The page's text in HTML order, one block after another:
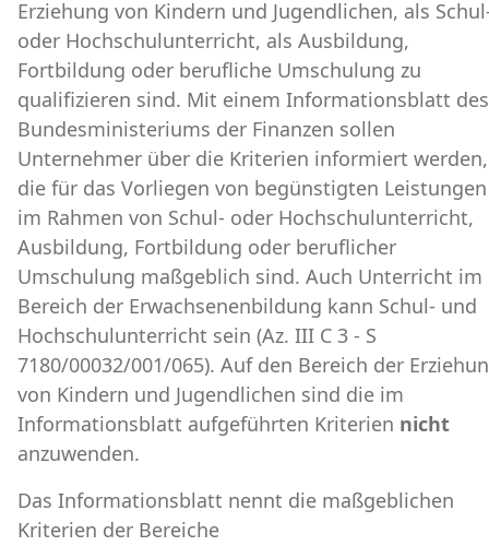
Erziehung von Kindern und Jugendlichen, als
oder Hochschulunterricht, als Ausbildung,
Fortbildung oder berufliche Umschulung zu
qualifizieren sind. Mit einem Informationsblatt des
Bundesministeriums der Finanzen sollen
Unternehmer über die Kriterien informiert werden,
die für das Vorliegen von begünstigten Leistungen
im Rahmen von Schul- oder Hochschulunterricht,
Ausbildung, Fortbildung oder beruflicher
Umschulung maßgeblich sind. Auch Unterricht im
Bereich der Erwachsenenbildung kann Schul- und
Hochschulunterricht sein (Az. III C 3 - S
7180/00032/001/065). Auf den Bereich der
von Kindern und Jugendlichen sind die im
Informationsblatt aufgeführten Kriterien nicht
anzuwenden.
Das Informationsblatt nennt die maßgeblichen
Kriterien der Bereiche